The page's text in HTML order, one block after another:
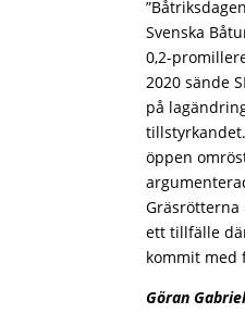
Svenska
0,2-
2020 sände
på
öppen
Gräsrötterna
ett tillfälle
kommit med
Göran